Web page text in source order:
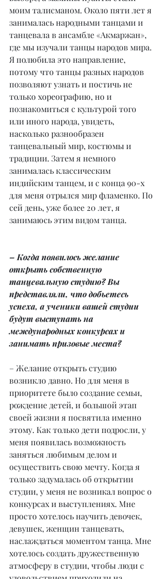
моим талисманом. Около пяти лет я
занималась народными танцами и
танцевала в ансамбле «Акмаржан»,
где мы изучали танцы народов мира.
Я полюбила это направление,
потому что танцы разных народов
позволяют узнать и постичь не
только хореографию, но и
познакомиться с культурой того
или иного народа, увидеть,
насколько разнообразен
танцевальный мир, костюмы и
традиции. Затем я немного
занималась классическим
индийским танцем, и с конца 90-х
для меня отрылся мир фламенко. По
сей день, уже более 20 лет, я
занимаюсь этим видом танца.
– Когда появилось желание
открыть собственную
танцевальную студию? Вы
представляли, что добьетесь
успеха, а ученики вашей студии
будут выступать на
международных конкурсах и
занимать призовые места?
– Желание открыть студию
возникло давно. Но для меня в
приоритете было создание семьи,
рождение детей, и большой этап
своей жизни я посвятила именно
этому. Как только дети подросли, у
меня появилась возможность
заняться любимым делом и
осуществить свою мечту. Когда я
только задумалась об открытии
студии, у меня не возникал вопрос о
конкурсах и выступлениях. Мне
просто хотелось научить девочек,
девушек, женщин танцевать,
наслаждаться моментом танца. Мне
хотелось создать дружественную
атмосферу в студии, чтобы люди с